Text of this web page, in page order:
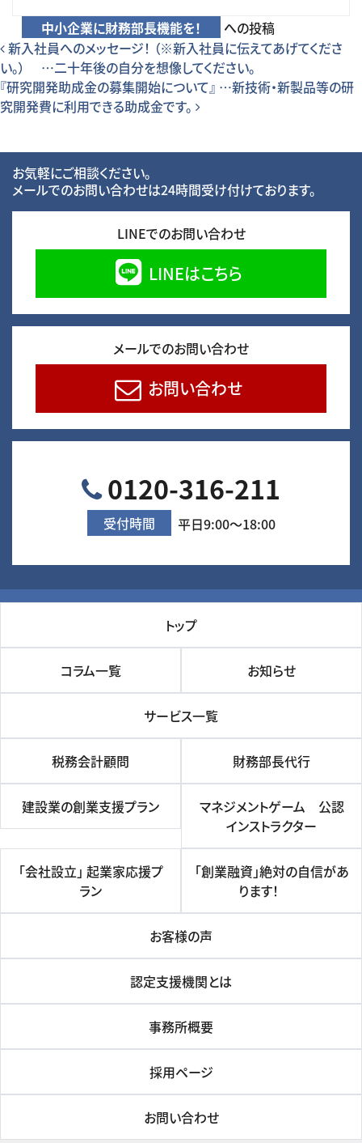
中小企業に財務部長機能を！ への投稿
投稿ナビゲーション
新入社員へのメッセージ！ （※新入社員に伝えてあげてくださ
い。） …二十年後の自分を想像してください。
『研究開発助成金の募集開始について』 …新技術・新製品等の研
究開発費に利用できる助成金です。
お気軽にご相談ください。
メールでのお問い合わせは24時間受け付けております。
LINEでのお問い合わせ
LINEはこちら
メールでのお問い合わせ
お問い合わせ
0120-316-211
受付時間 平日9:00～18:00
トップ
コラム一覧 お知らせ
サービス一覧
税務会計顧問 財務部長代行
建設業の創業支援プラン
マネジメントゲーム 公認
インストラクター
「会社設立」 起業家応援プ
ラン
「創業融資」絶対の自信があ
ります！
お客様の声
認定支援機関とは
事務所概要
採用ページ
お問い合わせ